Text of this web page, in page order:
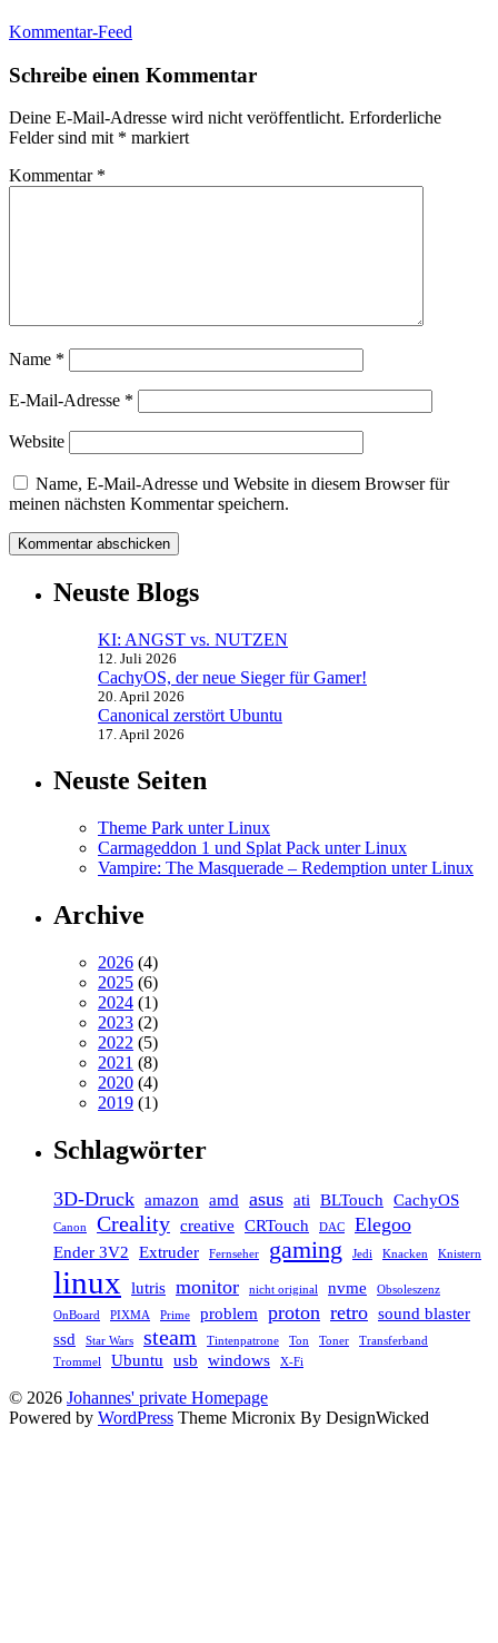
Kommentar-Feed
Schreibe einen Kommentar
Deine E-Mail-Adresse wird nicht veröffentlicht. Erforderliche
Felder sind mit * markiert
Kommentar *
Name *
E-Mail-Adresse *
Website
Name, E-Mail-Adresse und Website in diesem Browser für
meinen nächsten Kommentar speichern.
Neuste Blogs
KI: ANGST vs. NUTZEN
12. Juli 2026
CachyOS, der neue Sieger für Gamer!
20. April 2026
Canonical zerstört Ubuntu
17. April 2026
Neuste Seiten
Theme Park unter Linux
Carmageddon 1 und Splat Pack unter Linux
Vampire: The Masquerade – Redemption unter Linux
Archive
2026 (4)
2025 (6)
2024 (1)
2023 (2)
2022 (5)
2021 (8)
2020 (4)
2019 (1)
Schlagwörter
3D-Druck amazon amd asus ati BLTouch CachyOS
Canon Creality creative CRTouch DAC Elegoo
Ender 3V2 Extruder Fernseher gaming Jedi Knacken Knistern
linux lutris monitor nicht original nvme Obsoleszenz
OnBoard PIXMA Prime problem proton retro sound blaster
ssd
Star Wars steam Tintenpatrone Ton Toner
Transferband
Trommel
Ubuntu usb windows X-Fi
© 2026 Johannes' private Homepage
Powered by WordPress Theme Micronix By DesignWicked